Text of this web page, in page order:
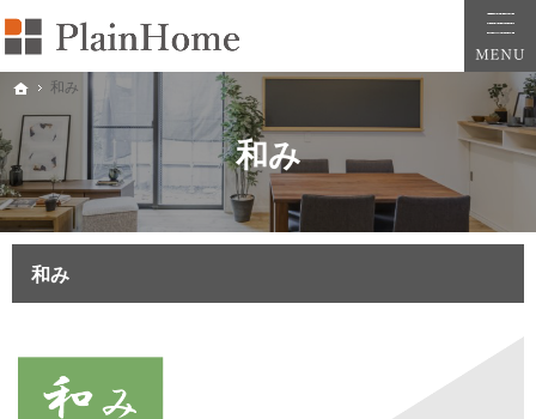
和み
大阪・堺市での新築一戸建ては工務店の「PlainHome平原建築工房」へおまかせ。自然
堺市をはじめ大阪府全域での新築注文住宅ならプレインホームへ。自然素材の心地よさ
和み
ホーム
和み